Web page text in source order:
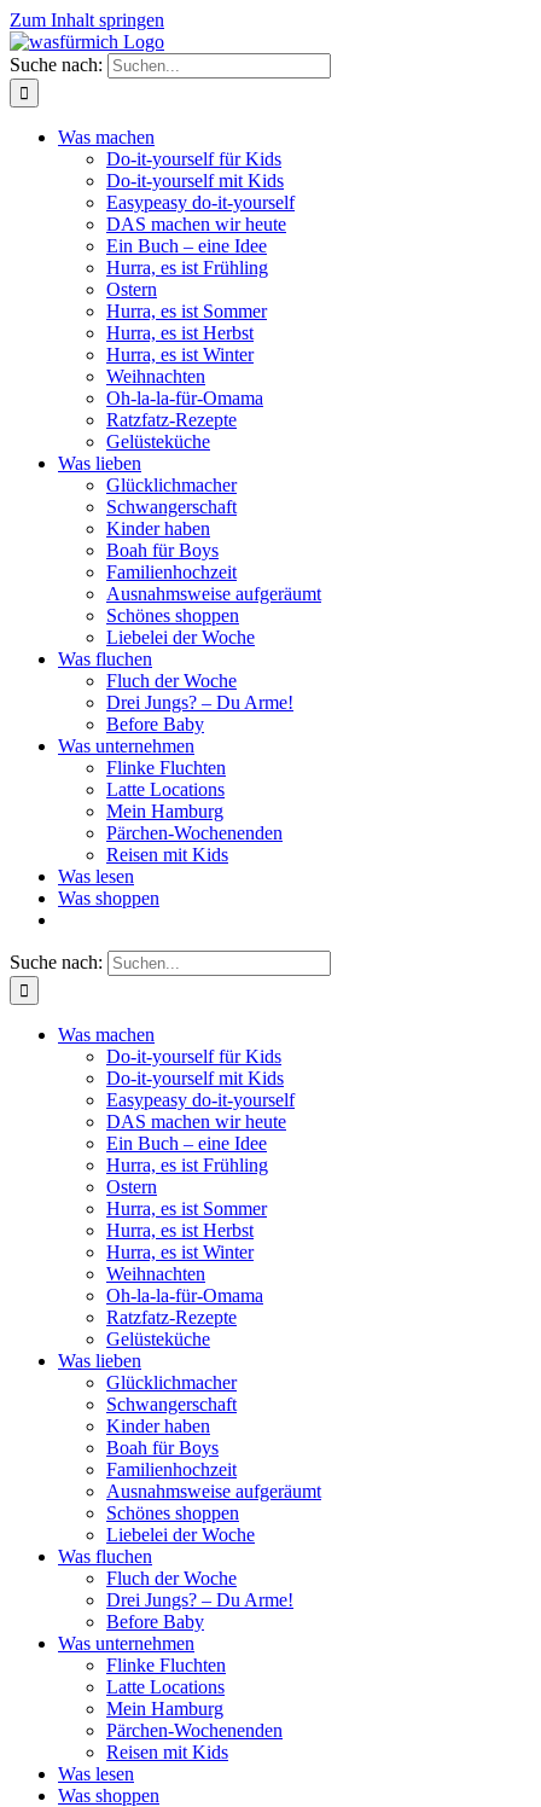
Zum Inhalt springen
Suche nach:
Was machen
Do-it-yourself für Kids
Do-it-yourself mit Kids
Easypeasy do-it-yourself
DAS machen wir heute
Ein Buch – eine Idee
Hurra, es ist Frühling
Ostern
Hurra, es ist Sommer
Hurra, es ist Herbst
Hurra, es ist Winter
Weihnachten
Oh-la-la-für-Omama
Ratzfatz-Rezepte
Gelüsteküche
Was lieben
Glücklichmacher
Schwangerschaft
Kinder haben
Boah für Boys
Familienhochzeit
Ausnahmsweise aufgeräumt
Schönes shoppen
Liebelei der Woche
Was fluchen
Fluch der Woche
Drei Jungs? – Du Arme!
Before Baby
Was unternehmen
Flinke Fluchten
Latte Locations
Mein Hamburg
Pärchen-Wochenenden
Reisen mit Kids
Was lesen
Was shoppen
Suche nach:
Was machen
Do-it-yourself für Kids
Do-it-yourself mit Kids
Easypeasy do-it-yourself
DAS machen wir heute
Ein Buch – eine Idee
Hurra, es ist Frühling
Ostern
Hurra, es ist Sommer
Hurra, es ist Herbst
Hurra, es ist Winter
Weihnachten
Oh-la-la-für-Omama
Ratzfatz-Rezepte
Gelüsteküche
Was lieben
Glücklichmacher
Schwangerschaft
Kinder haben
Boah für Boys
Familienhochzeit
Ausnahmsweise aufgeräumt
Schönes shoppen
Liebelei der Woche
Was fluchen
Fluch der Woche
Drei Jungs? – Du Arme!
Before Baby
Was unternehmen
Flinke Fluchten
Latte Locations
Mein Hamburg
Pärchen-Wochenenden
Reisen mit Kids
Was lesen
Was shoppen